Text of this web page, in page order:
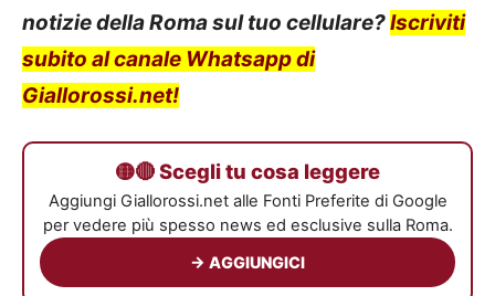
notizie della Roma sul tuo cellulare?Iscriviti
subito al canale Whatsapp di
Giallorossi.net!
🟡🔴 Scegli tu cosa leggere
Aggiungi Giallorossi.net alle Fonti Preferite di Google
per vedere più spesso news ed esclusive sulla Roma.
→ AGGIUNGICI